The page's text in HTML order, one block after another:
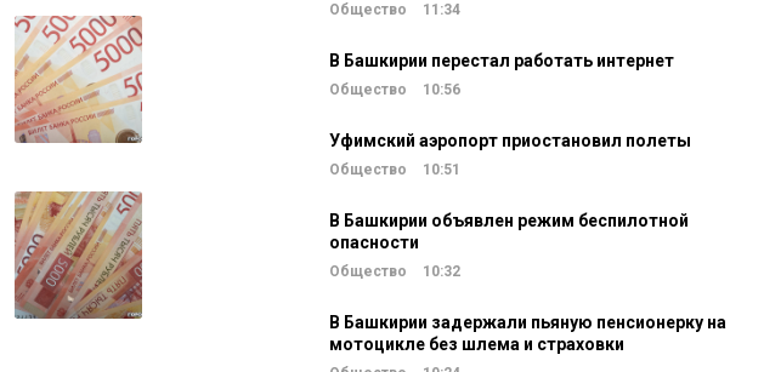
Общество 11:34
В Башкирии перестал работать интернет
Общество 10:56
Уфимский аэропорт приостановил полеты
Общество 10:51
В Башкирии объявлен режим беспилотной
опасности
Общество 10:32
В Башкирии задержали пьяную пенсионерку на
мотоцикле без шлема и страховки